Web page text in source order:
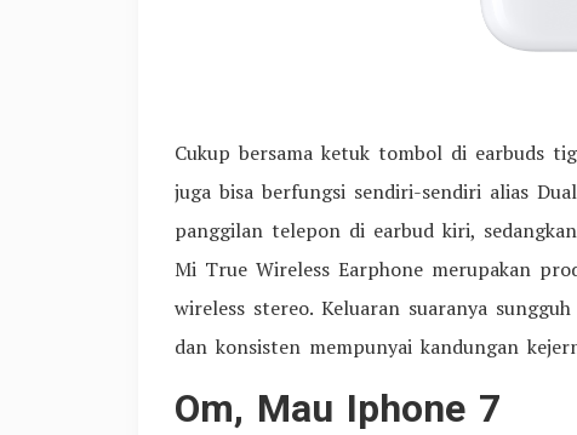
Cukup bersama ketuk tombol di earbuds
juga bisa berfungsi sendiri-sendiri alias
panggilan telepon di earbud kiri,
Mi True Wireless Earphone merupakan
wireless stereo. Keluaran suaranya
dan konsisten mempunyai kandungan
Om, Mau Iphone 7